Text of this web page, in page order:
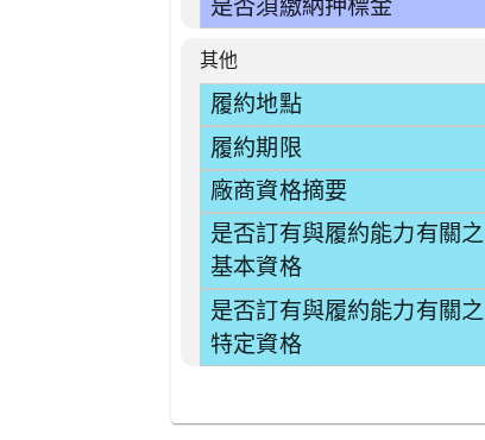
是否須繳納押標金
其他
履約地點
履約期限
廠商資格摘要
是否訂有與履約能力有關之
基本資格
是否訂有與履約能力有關之
特定資格